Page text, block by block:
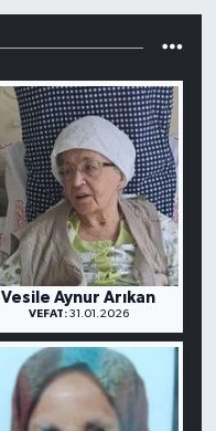
Vesile Aynur Arıkan
VEFAT:31.01.2026